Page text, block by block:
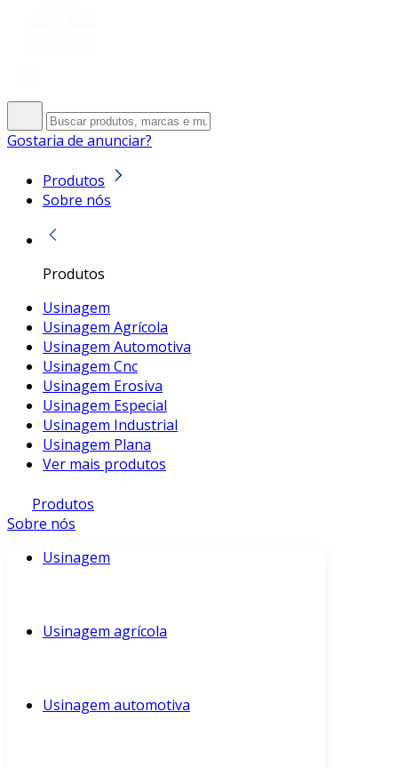
Gostaria de anunciar?
Produtos
Sobre nós
Produtos
Usinagem
Usinagem Agrícola
Usinagem Automotiva
Usinagem Cnc
Usinagem Erosiva
Usinagem Especial
Usinagem Industrial
Usinagem Plana
Ver mais produtos
Produtos
Sobre nós
Usinagem
Usinagem agrícola
Usinagem automotiva